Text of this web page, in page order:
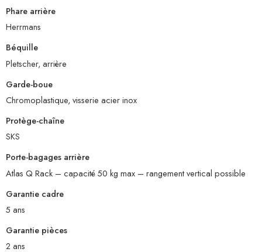
Phare arrière
Herrmans
Béquille
Pletscher, arrière
Garde-boue
Chromoplastique, visserie acier inox
Protège-chaîne
SKS
Porte-bagages arrière
Atlas Q Rack – capacité 50 kg max – rangement vertical possible
Garantie cadre
5 ans
Garantie pièces
2 ans